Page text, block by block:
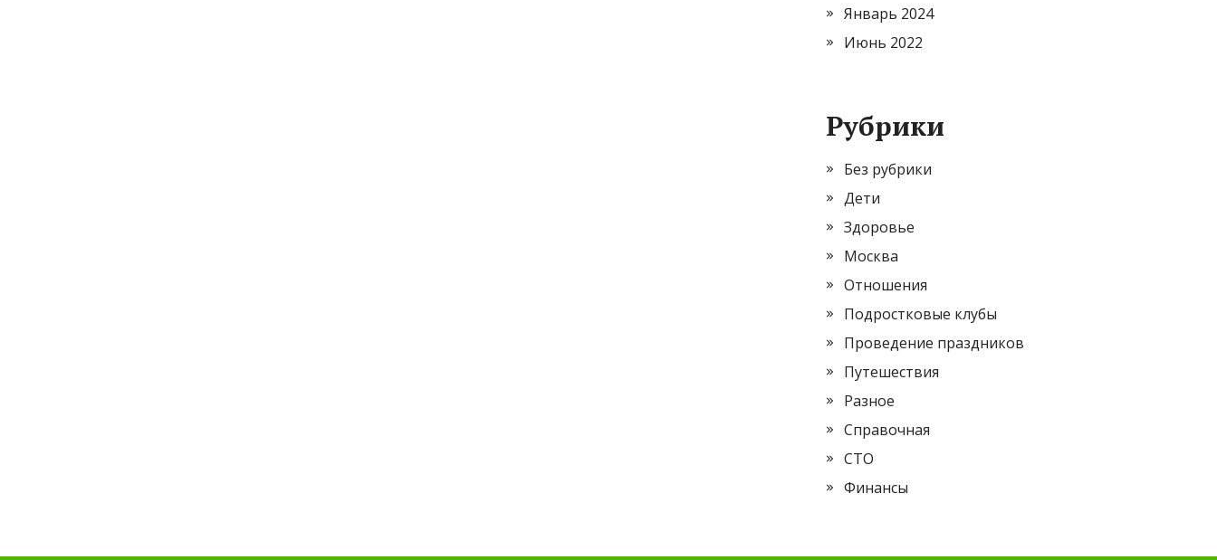
Январь 2024
Июнь 2022
Рубрики
Без рубрики
Дети
Здоровье
Москва
Отношения
Подростковые клубы
Проведение праздников
Путешествия
Разное
Справочная
СТО
Финансы